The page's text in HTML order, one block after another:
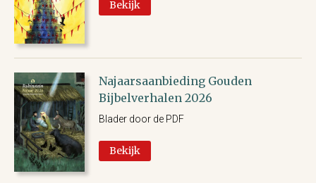
Bekijk
Najaarsaanbieding Gouden
Bijbelverhalen 2026
Blader door de PDF
Bekijk